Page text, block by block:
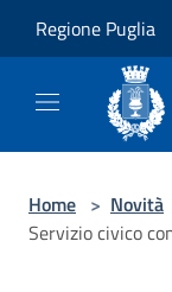
Regione Puglia
Home > Novità
Servizio civico